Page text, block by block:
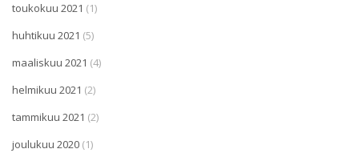
toukokuu 2021 (1)
huhtikuu 2021 (5)
maaliskuu 2021 (4)
helmikuu 2021 (2)
tammikuu 2021 (2)
joulukuu 2020 (1)